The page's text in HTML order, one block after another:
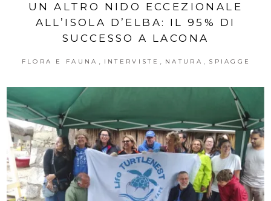
UN ALTRO NIDO ECCEZIONALE
ALL’ISOLA D’ELBA: IL 95% DI
SUCCESSO A LACONA
FLORA E FAUNA INTERVISTE NATURA SPIAGGE